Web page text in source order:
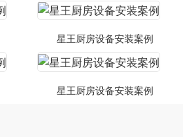
星王厨房设备安装案例
星王厨房设备安装案例